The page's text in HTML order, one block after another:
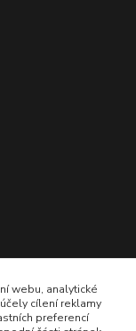
webu, analytické
cílení reklamy
preferencí